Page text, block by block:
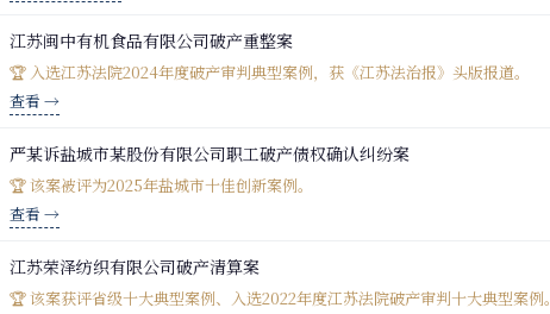
江苏闽中有机食品有限公司破产重整案
🏆 入选江苏法院2024年度破产审判典型案例，获《江苏法治报》头版报道。
查看 →
严某诉盐城市某股份有限公司职工破产债权确认纠纷案
🏆 该案被评为2025年盐城市十佳创新案例。
查看 →
江苏荣泽纺织有限公司破产清算案
🏆 该案获评省级十大典型案例、入选2022年度江苏法院破产审判十大典型案例。